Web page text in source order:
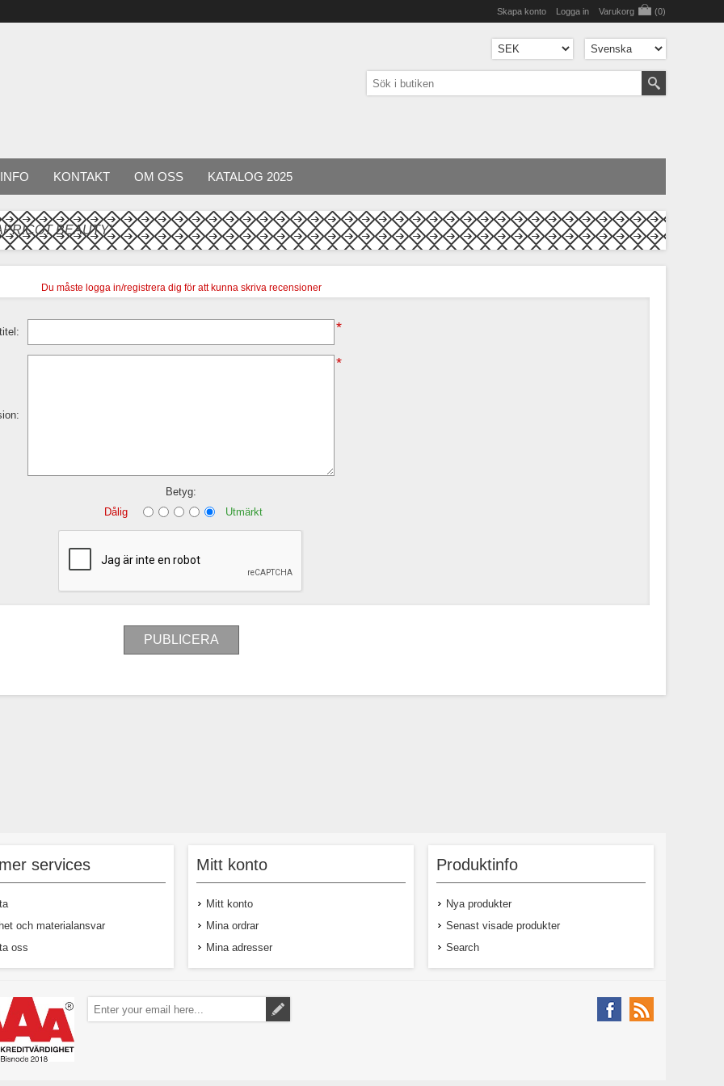
Skapa konto Logga in Varukorg (0)
KONTAKT OM OSS KATALOG 2025
BEAUTY
Du måste logga in/registrera dig för att kunna skriva recensioner
*
*
Betyg:
Dålig
Utmärkt
services
och materialansvar
oss
Mitt konto
Mitt konto
Mina ordrar
Mina adresser
Produktinfo
Nya produkter
Senast visade produkter
Search